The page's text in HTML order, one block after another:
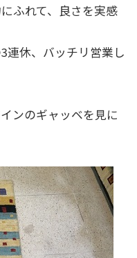
ふれて、良さを実感
連休、バッチリ営業し
ンのギャッベを見に